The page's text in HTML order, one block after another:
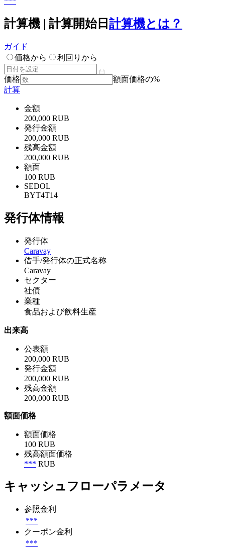
計算機 | 計算開始日 計算機とは？
ガイド
価格から
利回りから
価格
額面価格の%
計算
金額
200,000 RUB
発行金額
200,000 RUB
残高金額
200,000 RUB
額面
100 RUB
SEDOL
BYT4T14
発行体情報
発行体
Caravay
借手/発行体の正式名称
Caravay
セクター
社債
業種
食品および飲料生産
出来高
公表額
200,000 RUB
発行金額
200,000 RUB
残高金額
200,000 RUB
額面価格
額面価格
100 RUB
残高額面価格
*** RUB
キャッシュフローパラメータ
参照金利
***
クーポン金利
***